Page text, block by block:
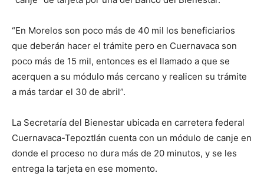
“En Morelos son poco más de 40 mil los beneficiarios
que deberán hacer el trámite pero en Cuernavaca son
poco más de 15 mil, entonces es el llamado a que se
acerquen a su módulo más cercano y realicen su trámite
a más tardar el 30 de abril”.
La Secretaría del Bienestar ubicada en carretera federal
Cuernavaca-Tepoztlán cuenta con un módulo de canje en
donde el proceso no dura más de 20 minutos, y se les
entrega la tarjeta en ese momento.